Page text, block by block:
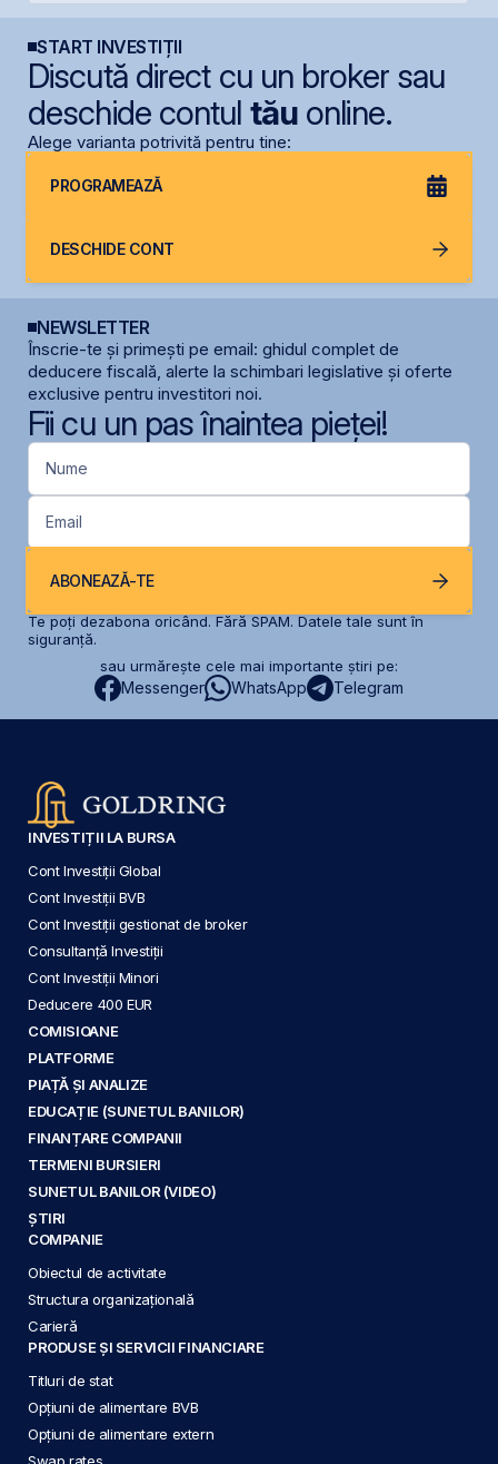
START INVESTIȚII
Discută direct cu un broker sau
deschide contul tăuonline.
Alege varianta potrivită pentru tine:
PROGRAMEAZĂ
DESCHIDE CONT
NEWSLETTER
Înscrie-te și primești pe email: ghidul complet de
deducere fiscală, alerte la schimbari legislative și oferte
exclusive pentru investitori noi.
Fii cu un pas înaintea pieței!
Nume
Email
ABONEAZĂ-TE
Te poți dezabona oricând. Fără SPAM. Datele tale sunt în
siguranță.
sau urmărește cele mai importante știri pe:
Messenger WhatsApp Telegram
INVESTIȚII LA BURSA
Cont Investiții Global
Cont Investiții BVB
Cont Investiții gestionat de broker
Consultanță Investiții
Cont Investiții Minori
Deducere 400 EUR
COMISIOANE
PLATFORME
PIAȚĂ ȘI ANALIZE
EDUCAȚIE (SUNETUL BANILOR)
FINANȚARE COMPANII
TERMENI BURSIERI
SUNETUL BANILOR (VIDEO)
ȘTIRI
COMPANIE
Obiectul de activitate
Structura organizațională
Carieră
PRODUSE ȘI SERVICII FINANCIARE
Titluri de stat
Opțiuni de alimentare BVB
Opțiuni de alimentare extern
Swap rates